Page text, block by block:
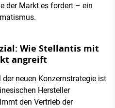
der Markt es fordert – ein
Wie Stellantis mit
angreift
neuen Konzernstrategie ist
Hersteller
den Vertrieb der